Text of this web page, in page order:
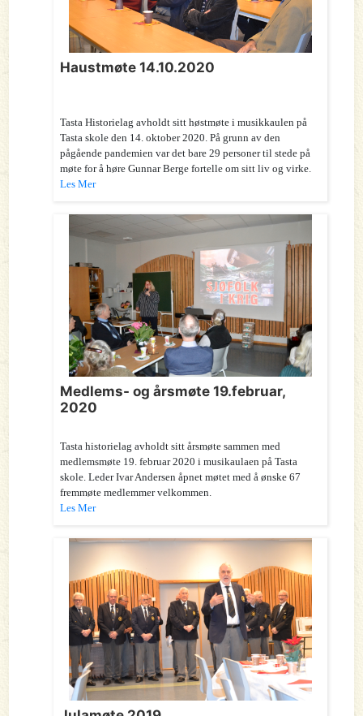
Haustmøte 14.10.2020
Tasta Historielag avholdt sitt høstmøte i musikkaulen på
Tasta skole den 14. oktober 2020. På grunn av den
pågående pandemien var det bare 29 personer til stede på
møte for å høre Gunnar Berge fortelle om sitt liv og virke.
Les Mer
Medlems- og årsmøte 19.februar,
2020
Tasta historielag avholdt sitt årsmøte sammen med
medlemsmøte 19. februar 2020 i musikaulaen på Tasta
skole. Leder Ivar Andersen åpnet møtet med å ønske 67
fremmøte medlemmer velkommen.
Les Mer